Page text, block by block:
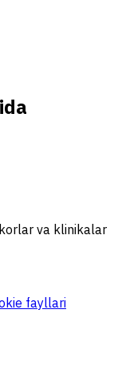
va klinikalar
fayllari